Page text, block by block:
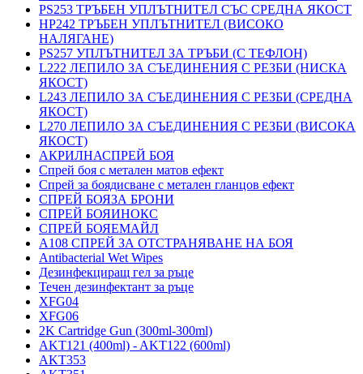
PS253 ТРЪБЕН УПЛЪТНИТЕЛ СЪС СРЕДНА ЯКОСТ
HP242 ТРЪБЕН УПЛЪТНИТЕЛ (ВИСОКО
НАЛЯГАНЕ)
PS257 УПЛЪТНИТЕЛ ЗА ТРЪБИ (С ТЕФЛОН)
L222 ЛЕПИЛО ЗА СЪЕДИНЕНИЯ С РЕЗБИ (НИСКА
ЯКОСТ)
L243 ЛЕПИЛО ЗА СЪЕДИНЕНИЯ С РЕЗБИ (СРЕДНА
ЯКОСТ)
L270 ЛЕПИЛО ЗА СЪЕДИНЕНИЯ С РЕЗБИ (ВИСОКА
ЯКОСТ)
АКРИЛНАСПРЕЙ БОЯ
Спрей боя с метален матов ефект
Спрей за боядисване с метален гланцов ефект
СПРЕЙ БОЯЗА БРОНИ
СПРЕЙ БОЯИНОКС
СПРЕЙ БОЯЕМАЙЛ
A108 СПРЕЙ ЗА ОТСТРАНЯВАНЕ НА БОЯ
Antibacterial Wet Wipes
Дезинфекциращ гел за ръце
Течен дезинфектант за ръце
XFG04
XFG06
2K Cartridge Gun (300ml-300ml)
AKT121 (400ml) - AKT122 (600ml)
AKT353